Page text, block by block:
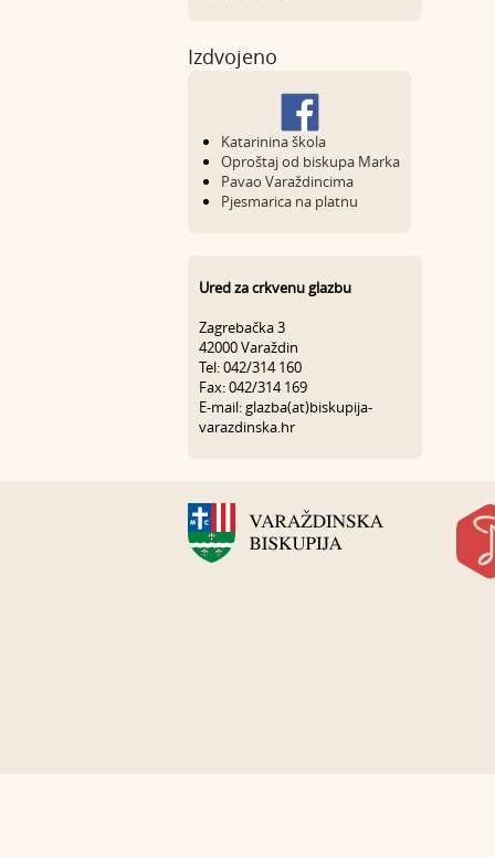
Izdvojeno
Katarinina škola
Oproštaj od biskupa Marka
Pavao Varaždincima
Pjesmarica na platnu
Ured za crkvenu glazbu
Zagrebačka 3
42000 Varaždin
Tel: 042/314 160
Fax: 042/314 169
E-mail: glazba(at)biskupija-
varazdinska.hr